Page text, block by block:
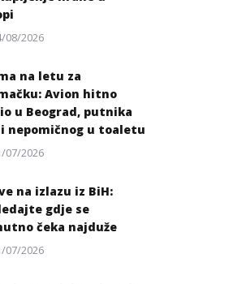
08/2026
na letu za
Avion hitno
u Beograd, putnika
nepomičnog u toaletu
07/2026
na izlazu iz BiH:
gdje se
čeka najduže
07/2026